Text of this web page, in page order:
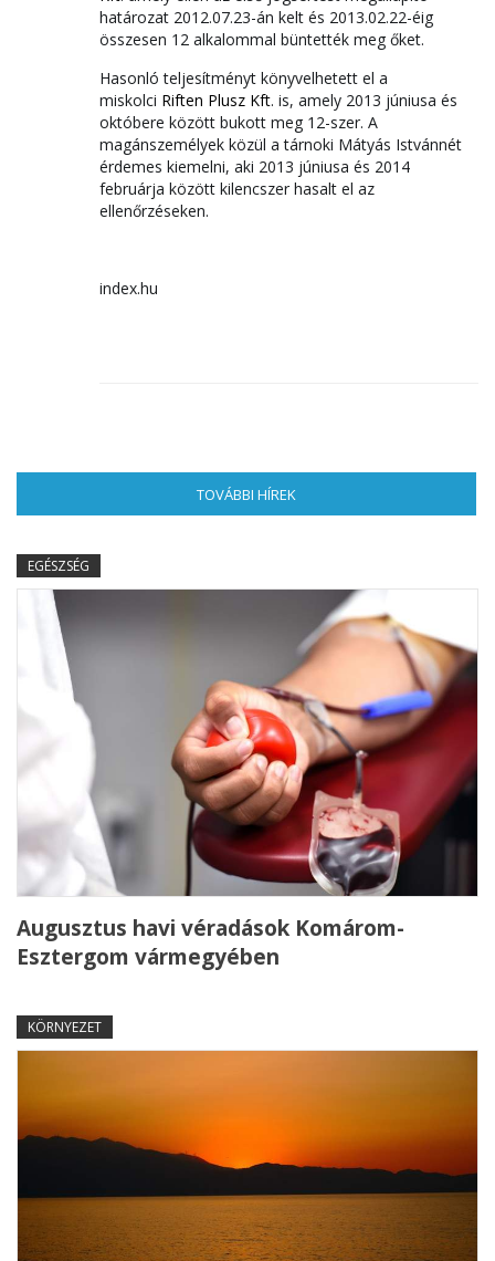
határozat 2012.07.23-án kelt és 2013.02.22-éig
összesen 12 alkalommal büntették meg őket.
Hasonló teljesítményt könyvelhetett el a
miskolci Riften Plusz Kft. is, amely 2013 júniusa és
októbere között bukott meg 12-szer. A
magánszemélyek közül a tárnoki Mátyás Istvánnét
érdemes kiemelni, aki 2013 júniusa és 2014
februárja között kilencszer hasalt el az
ellenőrzéseken.
index.hu
TOVÁBBI HÍREK
EGÉSZSÉG
Augusztus havi véradások Komárom-
Esztergom vármegyében
KÖRNYEZET